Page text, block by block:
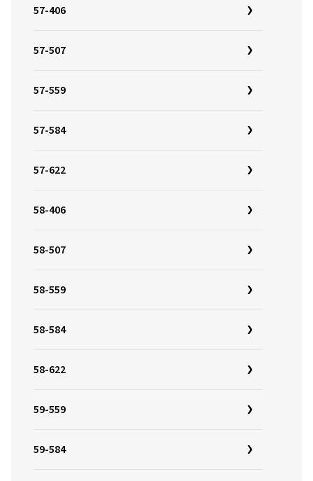
57-406
57-507
57-559
57-584
57-622
58-406
58-507
58-559
58-584
58-622
59-559
59-584